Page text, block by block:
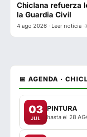
Chiclana refuerza
la Guardia Civil
4 ago 2026 · Leer noticia
📅 AGENDA ·
03
JUL
PINTURA
hasta el 28